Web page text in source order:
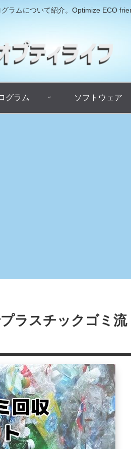
ラムについて紹介。Optimize ECO
グラム ソフトウェア
ラスチックゴミ流